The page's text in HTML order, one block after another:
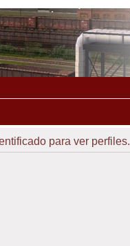
para ver perfiles.